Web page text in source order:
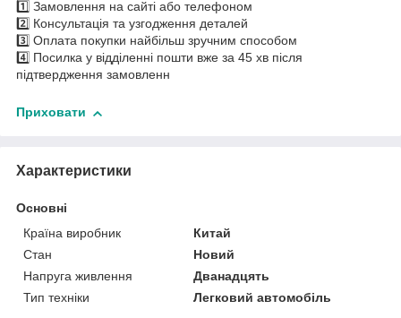
1️⃣ Замовлення на сайті або телефоном
2️⃣ Консультація та узгодження деталей
3️⃣ Оплата покупки найбільш зручним способом
4️⃣ Посилка у відділенні пошти вже за 45 хв після
підтвердження замовленн
Приховати
Характеристики
Основні
Країна виробник
Китай
Стан
Новий
Напруга живлення
Дванадцять
Тип техніки
Легковий автомобіль